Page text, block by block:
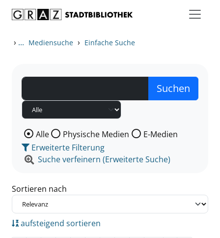
› ... Mediensuche › Einfache Suche
Wählen Sie die Medienart nach der Sie suchen wollen.
Alle Physische Medien
E-Medien
Erweiterte Filterung
Suche verfeinern (Erweiterte Suche)
Sortieren nach
aufsteigend sortieren